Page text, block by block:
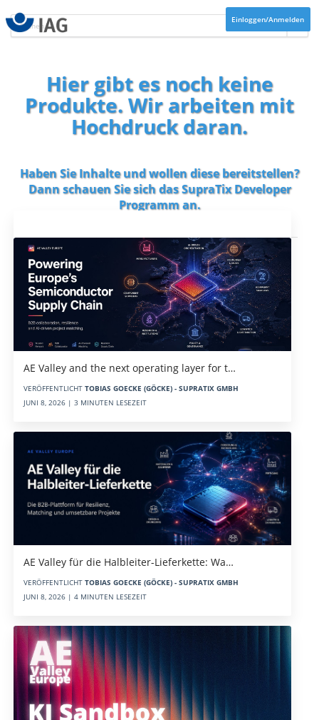
Einloggen/Anmelden
Hier gibt es noch keine
Produkte. Wir arbeiten mit
Hochdruck daran.
Haben Sie Inhalte und wollen diese bereitstellen?
Dann schauen Sie sich dasSupraTix Developer
Programman.
AE Valley and the next operating layer for t…
VERÖFFENTLICHT TOBIAS GOECKE (GÖCKE) - SUPRATIX GMBH
JUNI 8, 2026 | 3 MINUTEN LESEZEIT
AE Valley für die Halbleiter-Lieferkette: Wa…
VERÖFFENTLICHT TOBIAS GOECKE (GÖCKE) - SUPRATIX GMBH
JUNI 8, 2026 | 4 MINUTEN LESEZEIT